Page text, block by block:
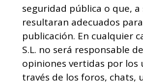
seguridad pública o que,
resultaran adecuados
publicación. En cualquier
S.L. no será responsable
opiniones vertidas por los
través de los foros, chats,